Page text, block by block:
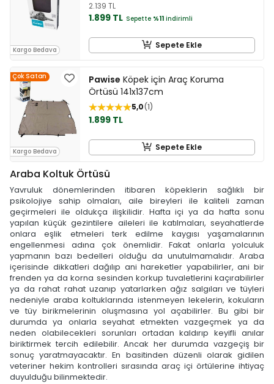
Kargo Bedava
2.139 TL
1.899 TL Sepette %11 indirimli
Sepete Ekle
Çok Satan
Kargo Bedava
Pawise Köpek için Araç Koruma
Örtüsü 141x137cm
5,0 1
1.899 TL
Sepete Ekle
Araba Koltuk Örtüsü
Yavruluk dönemlerinden itibaren köpeklerin sağlıklı bir
psikolojiye sahip olmaları, aile bireyleri ile kaliteli zaman
geçirmeleri ile oldukça ilişkilidir. Hafta içi ya da hafta sonu
yapılan küçük gezintilere aileleri ile katılmaları, seyahatlerde
onlara eşlik etmeleri terk edilme kaygısı yaşamalarının
engellenmesi adına çok önemlidir. Fakat onlarla yolculuk
yapmanın bazı bedelleri olduğu da unutulmamalıdır. Araba
içerisinde dikkatleri dağılıp ani hareketler yapabilirler, ani bir
frenden ya da korna sesinden korkup tuvaletlerini kaçırabilirler
ya da rahat rahat uzanıp yatarlarken ağız salgıları ve tüyleri
nedeniyle araba koltuklarında istenmeyen lekelerin, kokuların
ve tüy birikmelerinin oluşmasına yol açabilirler. Bu gibi bir
durumda ya onlarla seyahat etmekten vazgeçmek ya da
neden olabilecekleri sorunları ortadan kaldırıp keyifli anılar
biriktirmek tercih edilebilir. Ancak her durumda vazgeçiş bir
sonuç yaratmayacaktır. En basitinden düzenli olarak gidilen
veteriner hekim kontrolleri sırasında araç içi örtülerine ihtiyaç
duyulduğu bilinmektedir.